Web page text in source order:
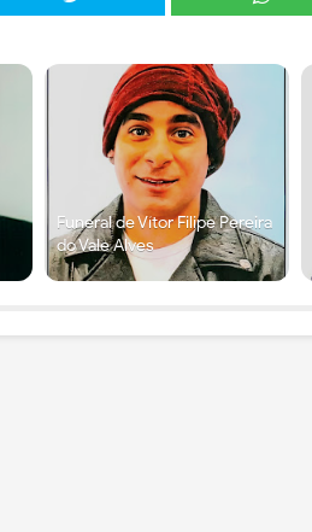
Funeral de Vítor Filipe Pereira
do Vale Alves